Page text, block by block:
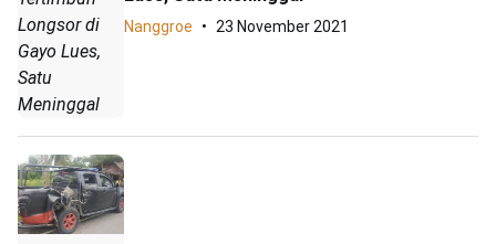
Longsor di
Gayo Lues,
Satu
Meninggal
Nanggroe 23 November 2021